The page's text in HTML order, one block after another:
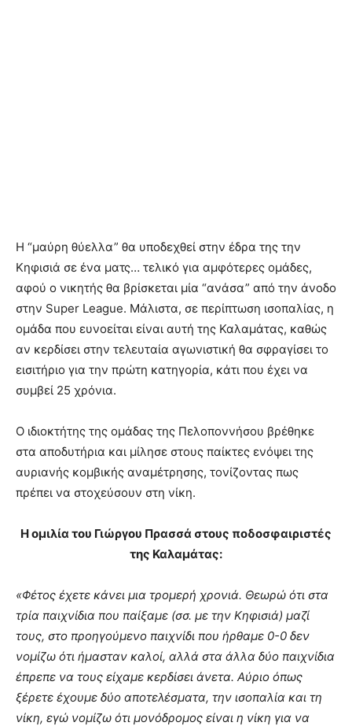
Η “μαύρη θύελλα” θα υποδεχθεί στην έδρα της την
Κηφισιά σε ένα ματς… τελικό για αμφότερες ομάδες,
αφού ο νικητής θα βρίσκεται μία “ανάσα” από την άνοδο
στην Super League. Μάλιστα, σε περίπτωση ισοπαλίας, η
ομάδα που ευνοείται είναι αυτή της Καλαμάτας, καθώς
αν κερδίσει στην τελευταία αγωνιστική θα σφραγίσει το
εισιτήριο για την πρώτη κατηγορία, κάτι που έχει να
συμβεί 25 χρόνια.
Ο ιδιοκτήτης της ομάδας της Πελοποννήσου βρέθηκε
στα αποδυτήρια και μίλησε στους παίκτες ενόψει της
αυριανής κομβικής αναμέτρησης, τονίζοντας πως
πρέπει να στοχεύσουν στη νίκη.
Η ομιλία του Γιώργου Πρασσά στους ποδοσφαιριστές
της Καλαμάτας:
«Φέτος έχετε κάνει μια τρομερή χρονιά. Θεωρώ ότι στα
τρία παιχνίδια που παίξαμε (σσ. με την Κηφισιά) μαζί
τους, στο προηγούμενο παιχνίδι που ήρθαμε 0-0 δεν
νομίζω ότι ήμασταν καλοί, αλλά στα άλλα δύο παιχνίδια
έπρεπε να τους είχαμε κερδίσει άνετα. Αύριο όπως
ξέρετε έχουμε δύο αποτελέσματα, την ισοπαλία και τη
νίκη, εγώ νομίζω ότι μονόδρομος είναι η νίκη για να